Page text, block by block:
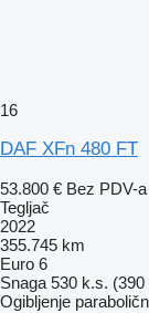
16
DAF XFn 480 FT
53.800 € Bez PDV-a
Tegljač
2022
355.745 km
Euro 6
Snaga 530 k.s. (390
Ogibljenje